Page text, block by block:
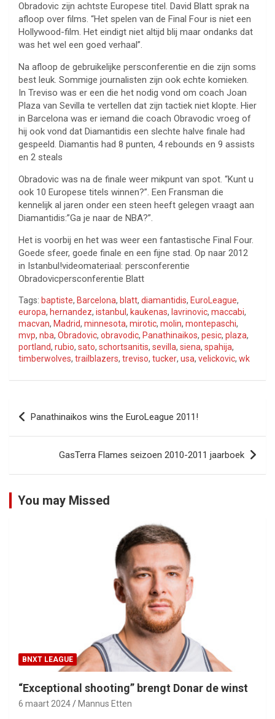
Obradovic zijn achtste Europese titel. David Blatt sprak na
afloop over films. “Het spelen van de Final Four is niet een
Hollywood-film. Het eindigt niet altijd blij maar ondanks dat
was het wel een goed verhaal”.
Na afloop de gebruikelijke persconferentie en die zijn soms
best leuk. Sommige journalisten zijn ook echte komieken.
In Treviso was er een die het nodig vond om coach Joan
Plaza van Sevilla te vertellen dat zijn tactiek niet klopte. Hier
in Barcelona was er iemand die coach Obravodic vroeg of
hij ook vond dat Diamantidis een slechte halve finale had
gespeeld. Diamantis had 8 punten, 4 rebounds en 9 assists
en 2 steals
Obradovic was na de finale weer mikpunt van spot. “Kunt u
ook 10 Europese titels winnen?”. Een Fransman die
kennelijk al jaren onder een steen heeft gelegen vraagt aan
Diamantidis:”Ga je naar de NBA?”.
Het is voorbij en het was weer een fantastische Final Four.
Goede sfeer, goede finale en een fijne stad. Op naar 2012
in Istanbul!videomateriaal: persconferentie
Obradovicpersconferentie Blatt
Tags: baptiste, Barcelona, blatt, diamantidis, EuroLeague,
europa, hernandez, istanbul , kaukenas, lavrinovic, maccabi,
macvan, Madrid, minnesota, mirotic, molin, montepaschi,
mvp, nba, Obradovic, obravodic, Panathinaikos, pesic, plaza,
portland, rubio, sato, schortsanitis, sevilla, siena, spahija,
timberwolves, trailblazers, treviso, tucker, usa, velickovic, wk
Bericht
navigatie
Panathinaikos wins the EuroLeague 2011!
GasTerra Flames seizoen 2010-2011 jaarboek
You may Missed
BNXT LEAGUE
“Exceptional shooting” brengt Donar de winst
6 maart 2024 Mannus Etten